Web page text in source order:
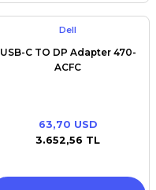
Dell
USB-C TO DP Adapter 470-
ACFC
63,70 USD
3.652,56 TL